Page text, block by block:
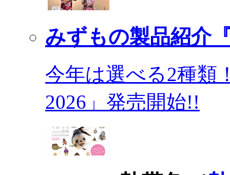
みずもの製品紹介
今年は選べる2種類
2026」発売開始!!